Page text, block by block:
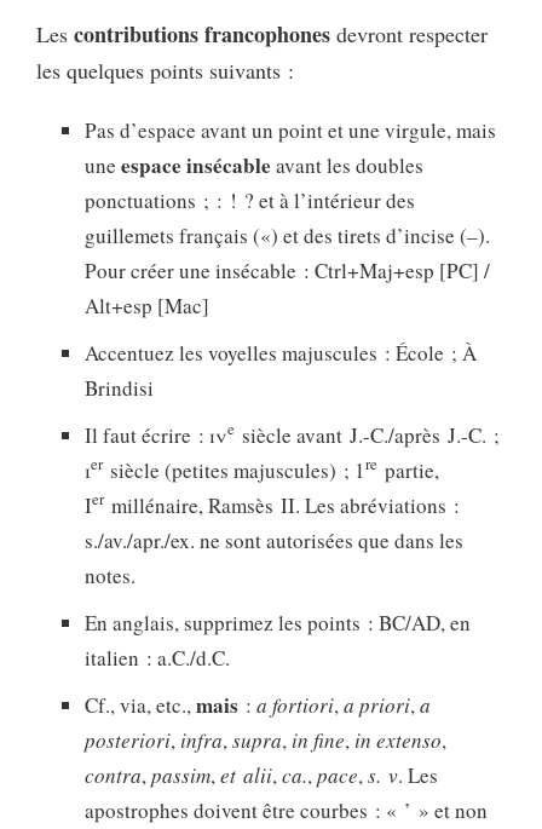
Les contributions francophones devront respecter
les quelques points suivants :
Pas d’espace avant un point et une virgule, mais
une espace insécable avant les doubles
ponctuations ; : ! ? et à l’intérieur des
guillemets français («) et des tirets d’incise (–).
Pour créer une insécable : Ctrl+Maj+esp [PC] /
Alt+esp [Mac]
Accentuez les voyelles majuscules : École ; À
Brindisi
Il faut écrire : ive siècle avant J.-C./après J.-C. ;
iersiècle (petites majuscules) ; 1re partie,
Iermillénaire, Ramsès II. Les abréviations :
s./av./apr./ex. ne sont autorisées que dans les
notes.
En anglais, supprimez les points : BC/AD, en
italien : a.C./d.C.
Cf., via, etc.,mais : a fortiori,a priori,a
posteriori, infra,supra, in fine, in extenso,
contra,passim,et alii,ca.,pace,s. v. Les
apostrophes doivent être courbes : « ’ » et non